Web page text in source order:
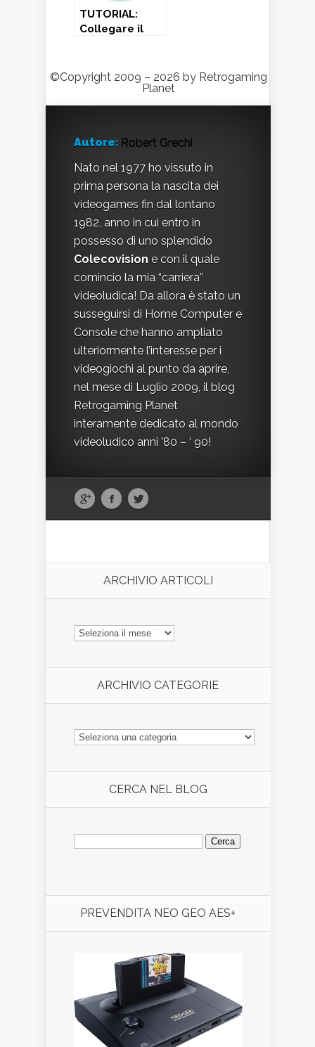
TUTORIAL:
Collegare il
©Copyright 2009 – 2026 by Retrogaming
Planet
Autore: Robert Grechi
Nato nel 1977 ho vissuto in
prima persona la nascita dei
videogames fin dal lontano
1982, anno in cui entro in
possesso di uno splendido
Colecovision e con il quale
comincio la mia “carriera”
videoludica! Da allora è stato un
susseguirsi di Home Computer e
Console che hanno ampliato
ulteriormente l’interesse per i
videogiochi al punto da aprire,
nel mese di Luglio 2009, il blog
Retrogaming Planet
interamente dedicato al mondo
videoludico anni ’80 – ‘ 90!
ARCHIVIO ARTICOLI
ARCHIVIO
ARTICOLI
ARCHIVIO CATEGORIE
ARCHIVIO
CATEGORIE
CERCA NEL BLOG
Ricerca
per:
PREVENDITA NEO GEO AES+